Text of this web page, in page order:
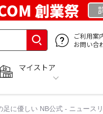
創業祭
ご利用案
お問い合
マイストア
に優しい NB公式 - ニュース